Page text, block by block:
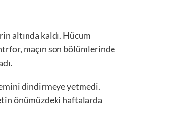
altında kaldı. Hücum
maçın son bölümlerinde
dindirmeye yetmedi.
önümüzdeki haftalarda